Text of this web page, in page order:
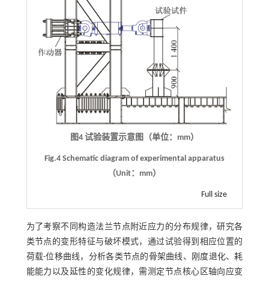
图4 试验装置示意图（单位：mm）
Fig.4 Schematic diagram of experimental apparatus
（Unit：mm）
Full size
为了考察不同构造法兰节点附近应力的分布规律，研究各
类节点的变形特征与破坏模式，通过试验得到相应位置的
荷载-位移曲线，分析各类节点的骨架曲线、刚度退化、耗
能能力以及延性的变化规律，需测定节点核心区轴向应变